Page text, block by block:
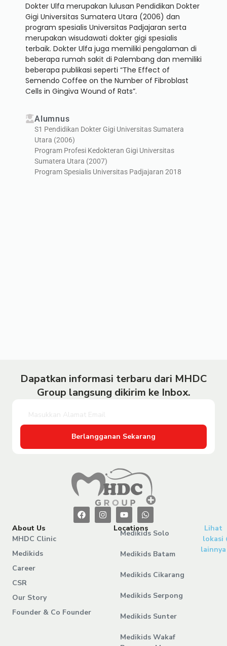
Dokter Ulfa merupakan lulusan Pendidikan Dokter
Gigi Universitas Sumatera Utara (2006) dan
program spesialis Universitas Padjajaran serta
merupakan wisudawati dokter gigi spesialis
terbaik. Dokter Ulfa juga memiliki pengalaman di
beberapa rumah sakit di Palembang dan memiliki
beberapa publikasi seperti “The Effect of
Semendo Coffee on the Number of Fibroblast
Cells in Gingiva Wound of Rats”.
Alumnus
S1 Pendidikan Dokter Gigi Universitas Sumatera
Utara (2006)
Program Profesi Kedokteran Gigi Universitas
Sumatera Utara (2007)
Program Spesialis Universitas Padjajaran 2018
Dapatkan informasi terbaru dari MHDC
Group langsung dikirim ke Inbox.
Berlangganan Sekarang
About Us
MHDC Clinic
Medikids
Career
CSR
Our Story
Founder & Co Founder
Locations
Medikids Solo
Medikids Batam
Medikids Cikarang
Medikids Serpong
Medikids Sunter
Medikids Wakaf
Lihat
lokasi
lainnya